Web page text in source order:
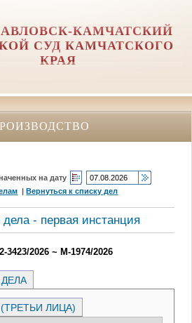
КАМЧАТСКИЙ
СУД КАМЧАТСКОГО
КРАЯ
на дату
|Вернуться к списку дел
дела - первая инстанция
2026 ~ М-1974/2026
ЛИЦА)